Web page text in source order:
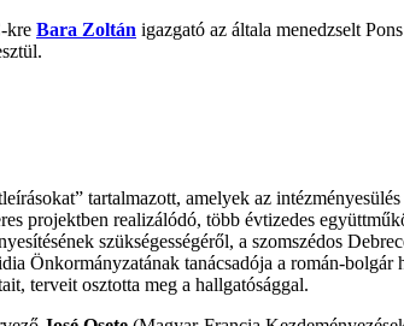
kre Bara Zoltán igazgató az általa menedzselt
tartalmazott, amelyek az
projektben realizálódó, több évtizedes
szükségességéről, a szomszédos
Önkormányzatának tanácsadója a román-
terveit osztotta meg a hallgatósággal.